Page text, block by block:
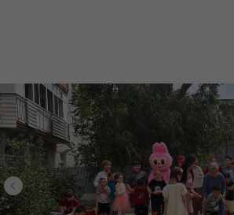
“САРЫАРКА”
САТПАЕВ, ПРОСПЕКТ САТПАЕВА, 117
САТПАЕВ, УЛИЦА АБАЯ, 41